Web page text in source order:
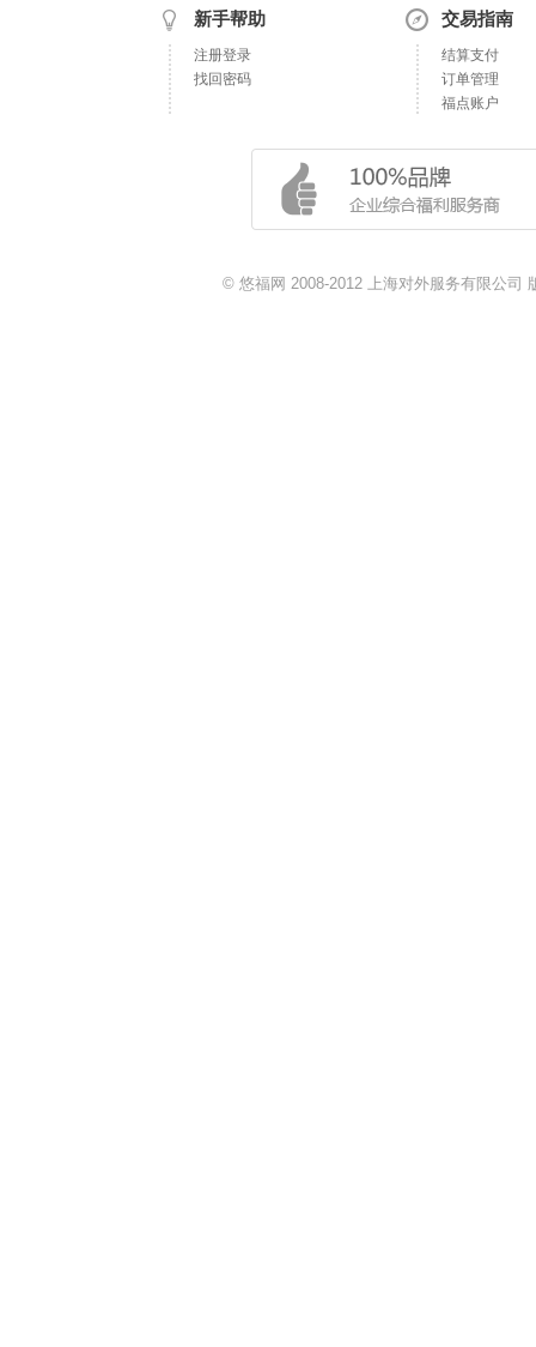
新手帮助
注册登录
找回密码
交易指南
结算支付
订单管理
福点账户
© 悠福网 2008-2012 上海对外服务有限公司